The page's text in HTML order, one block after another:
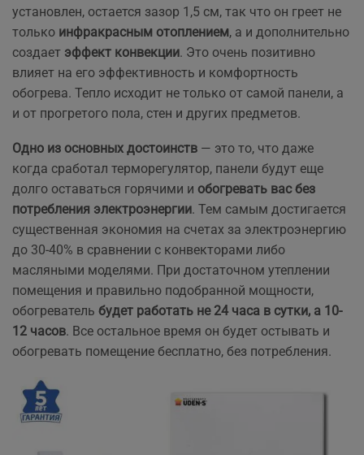
установлен, остается зазор 1,5 см, так что он греет не
только инфракрасным отоплением, а и дополнительно
создает эффект конвекции. Это очень позитивно
влияет на его эффективность и комфортность
обогрева. Тепло исходит не только от самой панели, а
и от прогретого пола, стен и других предметов.
Одно из основных достоинств — это то, что даже
когда сработал терморегулятор, панели будут еще
долго оставаться горячими и обогревать вас без
потребления электроэнергии. Тем самым достигается
существенная экономия на счетах за электроэнергию
до 30-40% в сравнении с конвекторами либо
масляными моделями. При достаточном утеплении
помещения и правильно подобранной мощности,
обогреватель будет работать не 24 часа в сутки, а 10-
12 часов. Все остальное время он будет остывать и
обогревать помещение бесплатно, без потребления.